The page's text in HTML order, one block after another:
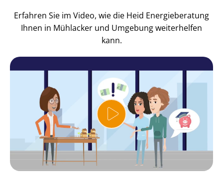
Erfahren Sie im Video, wie die Heid Energieberatung
Ihnen in Mühlacker und Umgebung weiterhelfen
kann.